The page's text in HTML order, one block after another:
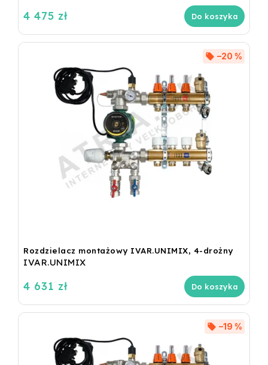
4 475 zł Do koszyka
Rozdzielacz montażowy IVAR.UNIMIX, 4-drożny
IVAR.UNIMIX
–20 %
4 631 zł Do koszyka
–19 %